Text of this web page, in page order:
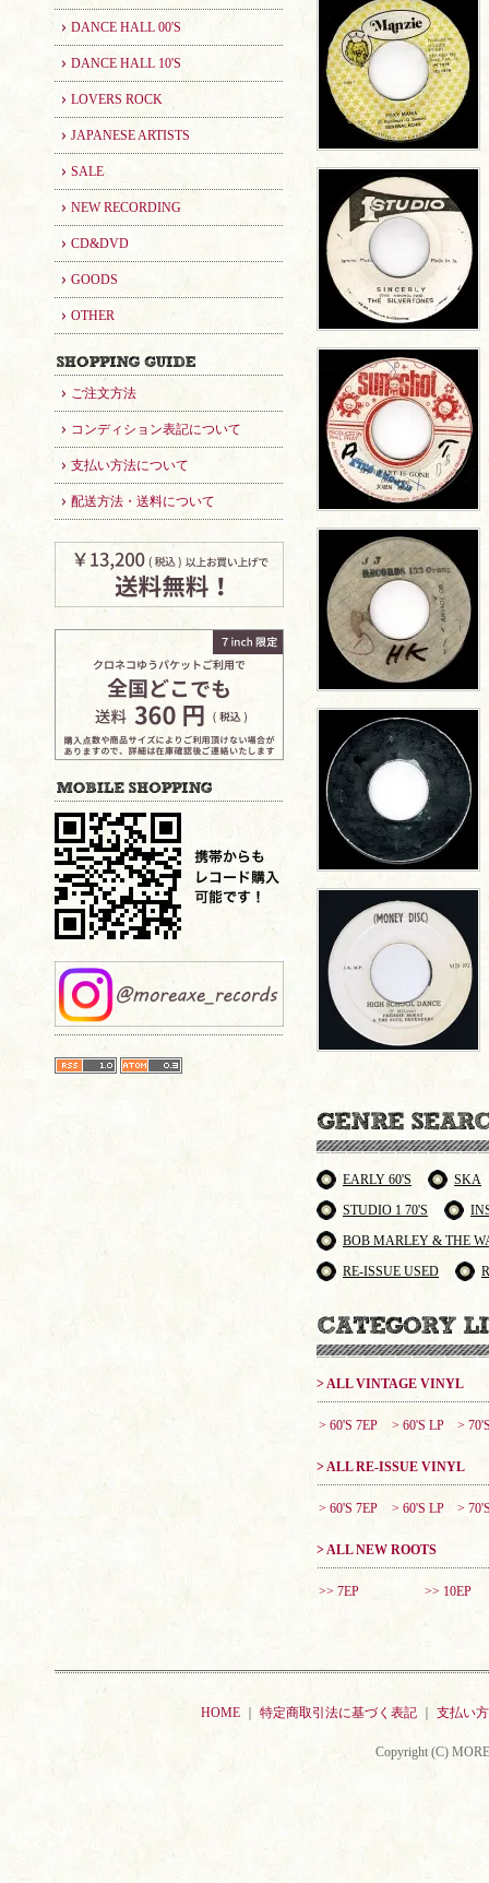
DANCE HALL 00'S
DANCE HALL 10'S
LOVERS ROCK
JAPANESE ARTISTS
SALE
NEW RECORDING
CD&DVD
GOODS
OTHER
ご注文方法
コンディション表記について
支払い方法について
配送方法・送料について
EARLY 60'S
SKA
STUDIO 1 70'S
BOB MARLEY & THE
RE-ISSUE USED
> ALL VINTAGE VINYL
> 60'S 7EP > 60'S LP >
> ALL RE-ISSUE VINYL
> 60'S 7EP > 60'S LP >
> ALL NEW ROOTS
>> 7EP >> 10EP
HOME 特定商取引法に基づく表記 支払い
Copyright (C)